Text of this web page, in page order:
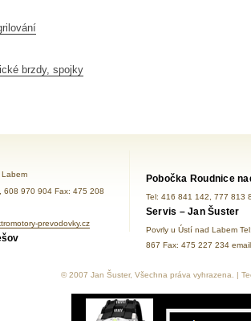
brzdy, spojky
Labem
608 970 904 Fax: 475 208
prevodovky.cz
Pobočka Roudnice
Tel: 416 841 142, 777 813
Servis – Jan Šuster
Povrly u Ústí nad Labem
867 Fax: 475 227 234
© 2007 Jan Šuster, Všechna práva vyhrazena. |